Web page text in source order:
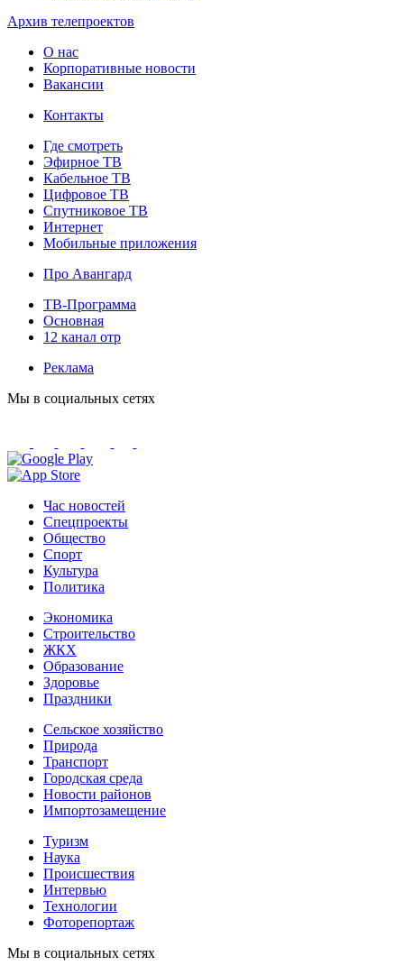
Архив телепроектов
О нас
Корпоративные новости
Вакансии
Контакты
Где смотреть
Эфирное ТВ
Кабельное ТВ
Цифровое ТВ
Спутниковое ТВ
Интернет
Мобильные приложения
Про Авангард
ТВ-Программа
Основная
12 канал отр
Реклама
Мы в социальных сетях
Час новостей
Спецпроекты
Общество
Спорт
Культура
Политика
Экономика
Строительство
ЖКХ
Образование
Здоровье
Праздники
Сельское хозяйство
Природа
Транспорт
Городская среда
Новости районов
Импортозамещение
Туризм
Наука
Происшествия
Интервью
Технологии
Фоторепортаж
Мы в социальных сетях